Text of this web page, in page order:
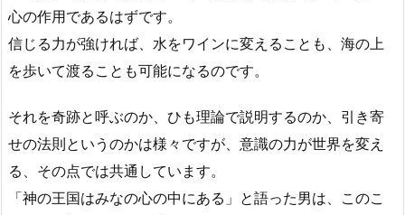
心の作用であるはずです。
信じる力が強ければ、水をワインに変えることも、海の上
を歩いて渡ることも可能になるのです。
それを奇跡と呼ぶのか、ひも理論で説明するのか、引き寄
せの法則というのかは様々ですが、意識の力が世界を変え
る、その点では共通しています。
「神の王国はみなの心の中にある」と語った男は、このこ